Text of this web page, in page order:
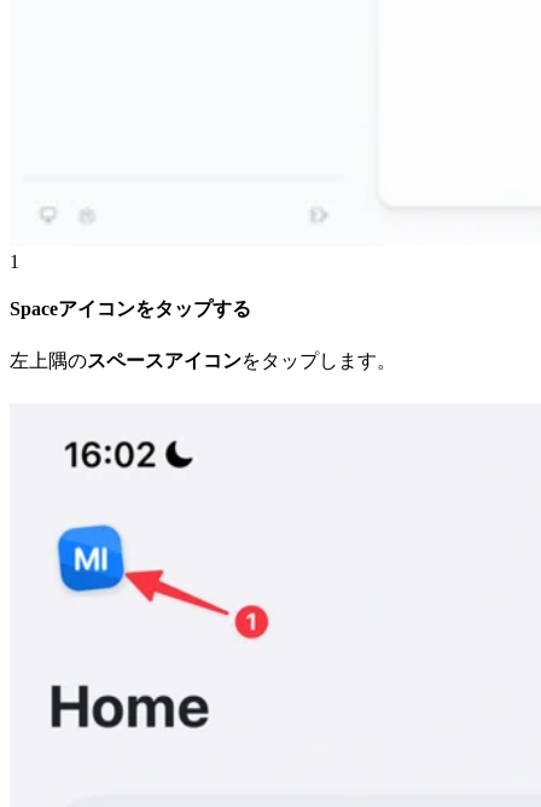
1
Spaceアイコンをタップする
左上隅のスペースアイコンをタップします。